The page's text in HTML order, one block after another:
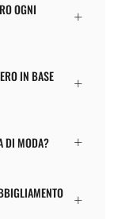
OGNI
IN BASE
DI MODA?